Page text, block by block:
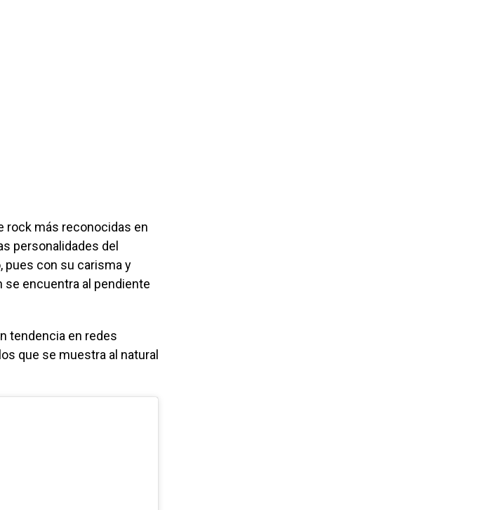
rock más reconocidas en
personalidades del
pues con su carisma y
se encuentra al pendiente
tendencia en redes
que se muestra al natural